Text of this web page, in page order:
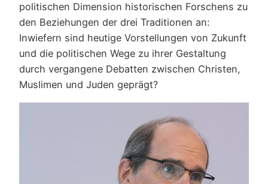
politischen Dimension historischen Forschens zu
den Beziehungen der drei Traditionen an:
Inwiefern sind heutige Vorstellungen von Zukunft
und die politischen Wege zu ihrer Gestaltung
durch vergangene Debatten zwischen Christen,
Muslimen und Juden geprägt?